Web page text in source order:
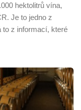
hektolitrů vína,
Je to jedno z
to z informací, které